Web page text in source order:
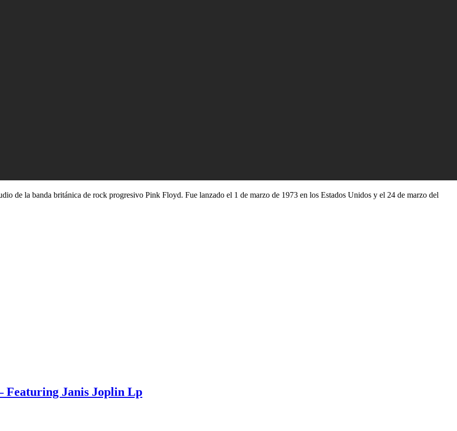
de la banda británica de rock progresivo Pink Floyd. Fue lanzado el 1 de marzo de 1973 en los Estados Unidos y el 24 de marzo del
Featuring Janis Joplin Lp